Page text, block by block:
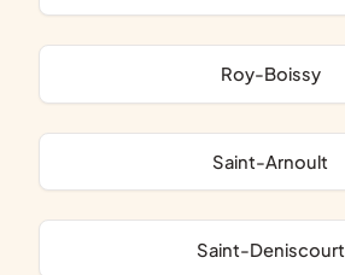
Roy-Boissy
Saint-Arnoult
Saint-Deniscourt